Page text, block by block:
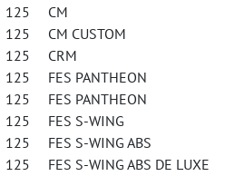
125 CM
CM CUSTOM
125 CRM
FES PANTHEON
FES PANTHEON
FES S-WING
FES S-WING ABS
FES S-WING ABS DE LUXE